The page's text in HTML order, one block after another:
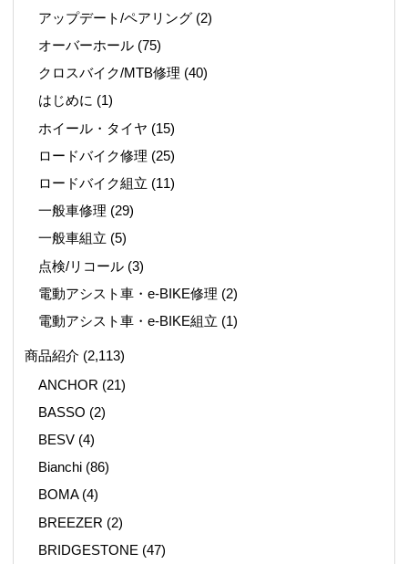
アップデート/ペアリング (2)
オーバーホール (75)
クロスバイク/MTB修理 (40)
はじめに (1)
ホイール・タイヤ (15)
ロードバイク修理 (25)
ロードバイク組立 (11)
一般車修理 (29)
一般車組立 (5)
点検/リコール (3)
電動アシスト車・e-BIKE修理 (2)
電動アシスト車・e-BIKE組立 (1)
商品紹介 (2,113)
ANCHOR (21)
BASSO (2)
BESV (4)
Bianchi (86)
BOMA(4)
BREEZER (2)
BRIDGESTONE (47)